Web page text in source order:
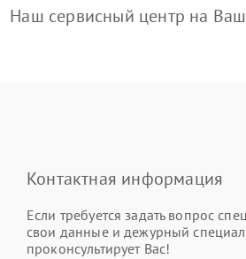
Наш сервисный центр на
Контактная информация
Если требуется задать вопрос
свои данные и дежурный
проконсультирует Вас!